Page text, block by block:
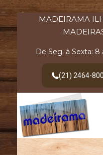
MADEIRAMA
De Seg. à Sexta: 8
(21) 2464-